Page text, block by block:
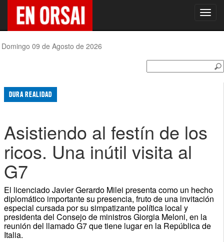
Domingo 09 de Agosto de 2026
DURA REALIDAD
Asistiendo al festín de los
ricos. Una inútil visita al
G7
El licenciado Javier Gerardo Milei presenta como un hecho
diplomático importante su presencia, fruto de una invitación
especial cursada por su simpatizante política local y
presidenta del Consejo de ministros Giorgia Meloni, en la
reunión del llamado G7 que tiene lugar en la República de
Italia.